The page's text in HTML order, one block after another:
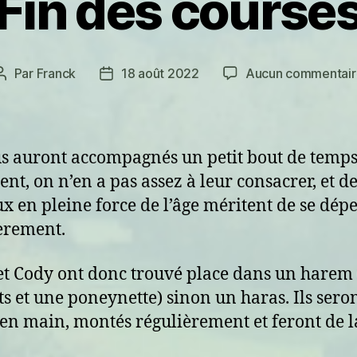
Par Franck
Date18 août 2022 Aucun
auront accompagnés un petit bout de
on n’en a pas assez à leur consacrer, et
en pleine force de l’âge méritent de se
Cody ont donc trouvé place dans un
et une poneynette) sinon un haras. Ils
main, montés régulièrement et feront de